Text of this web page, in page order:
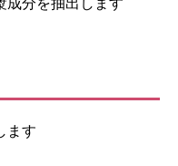
成分を抽出します
ます